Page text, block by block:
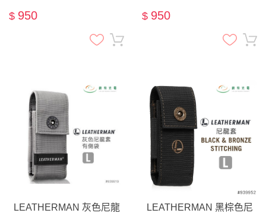
$ 950 $ 950
LEATHERMAN 灰色尼龍
LEATHERMAN 黑棕色尼